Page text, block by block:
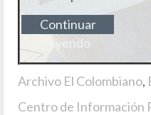
Continuar
leyendo
Archivo El Colombiano,
Centro de Información